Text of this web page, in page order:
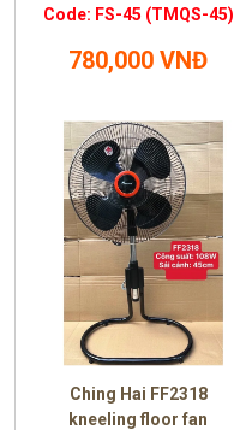
Code: FS-45 (TMQS-45)
780,000 VNĐ
Ching Hai FF2318
kneeling floor fan